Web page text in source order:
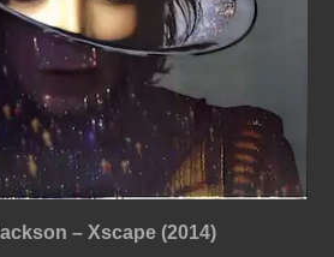
– Xscape (2014)